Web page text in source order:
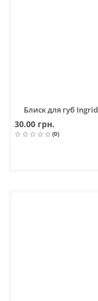
Блиск для губ
30.00 грн.
(0)